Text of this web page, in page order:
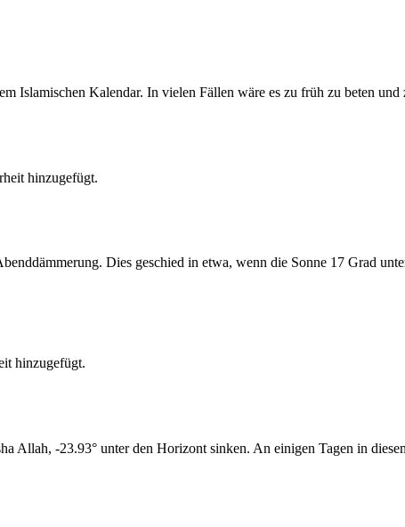
Islamischen Kalendar. In vielen Fällen wäre es zu früh zu beten und
hinzugefügt.
Dies geschied in etwa, wenn die Sonne 17 Grad
hinzugefügt.
Allah, -23.93° unter den Horizont sinken. An einigen Tagen in